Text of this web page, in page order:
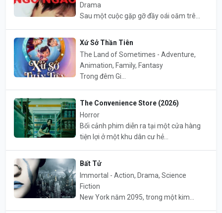
Drama
Sau một cuộc gặp gỡ đầy oái oăm trê...
Xứ Sở Thần Tiên
The Land of Sometimes - Adventure,
Animation, Family, Fantasy
Trong đêm Gi...
The Convenience Store (2026)
Horror
Bối cảnh phim diễn ra tại một cửa hàng
tiện lợi ở một khu dân cư hẻ...
Bất Tử
Immortal - Action, Drama, Science
Fiction
New York năm 2095, trong một kim...